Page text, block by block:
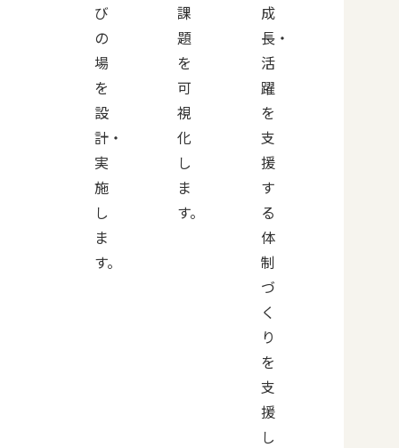
び
の
場
を
設
計・
実
施
し
ま
す。
課
題
を
可
視
化
し
ま
す。
成
長・
活
躍
を
支
援
す
る
体
制
づ
く
り
を
支
援
し